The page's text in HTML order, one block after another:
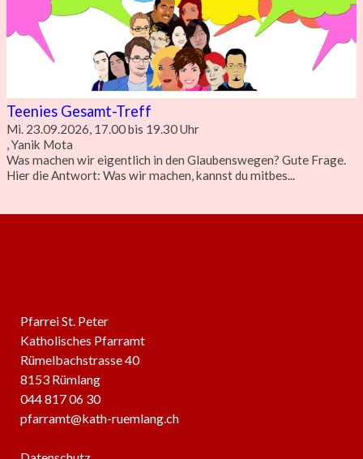
Teenies Gesamt-Treff
Mi. 23.09.2026, 17.00 bis 19.30 Uhr
, Yanik Mota
Was machen wir eigentlich in den Glaubenswegen? Gute Frage.
Hier die Antwort: Was wir machen, kannst du mitbes...
Pfarrei St. Peter
Katholisches Pfarramt
Rümelbachstrasse 40
8153 Rümlang
044 817 06 30
pfarramt@kath-ruemlang.ch